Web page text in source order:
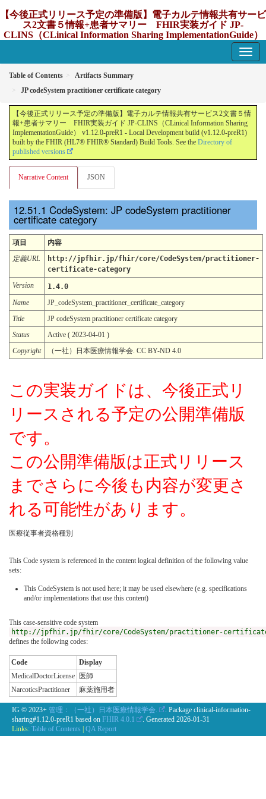
【今後正式リリース予定の準備版】電子カルテ情報共有サービ
ス2文書５情報+患者サマリー FHIR実装ガイド JP-
CLINS（CLinical Information Sharing ImplementationGuide）
Table of Contents
Artifacts Summary
JP codeSystem practitioner certificate category
【今後正式リリース予定の準備版】電子カルテ情報共有サービス2文書５情
報+患者サマリー FHIR実装ガイド JP-CLINS（CLinical Information Sharing
ImplementationGuide） v1.12.0-preR1 - Local Development build (v1.12.0-preR1)
built by the FHIR (HL7® FHIR® Standard) Build Tools. See the Directory of
published versions
Narrative Content JSON
CodeSystem: JP codeSystem practitioner
certificate category
項目
内容
定義URL
http://jpfhir.jp/fhir/core/CodeSystem/practitioner-
certificate-category
Version
1.4.0
Name
JP_codeSystem_practitioner_certificate_category
Title
JP codeSystem practitioner certificate category
Status
Active ( 2023-04-01 )
Copyright
（一社）日本医療情報学会. CC BY-ND 4.0
この実装ガイドは、今後正式リ
リースされる予定の公開準備版
です。
この公開準備版は正式リリース
までさらに今後も内容が変更さ
れる可能性があります。
医療従事者資格種別
This Code system is referenced in the content logical definition of the following value
sets:
This CodeSystem is not used here; it may be used elsewhere (e.g. specifications
and/or implementations that use this content)
This case-sensitive code system
http://jpfhir.jp/fhir/core/CodeSystem/practitioner-
defines the following codes:
Code
Display
MedicalDoctorLicense 医師
NarcoticsPractitioner
麻薬施用者
IG © 2023+ 管理：（一社）日本医療情報学会.
. Package clinical-information-
sharing#1.12.0-preR1 based on FHIR 4.0.1 . Generated 2026-01-31
Links: Table of Contents | QA Report